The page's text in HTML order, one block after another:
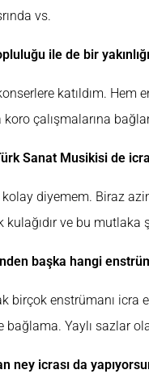
vs.
ile de bir
katıldım.
koro çalışmalarına
Sanat Musikisi de
kolay diyemem. Biraz
ve bu mutlaka
başka hangi
birçok enstrümanı icra
bağlama. Yaylı sazlar
ney icrası da